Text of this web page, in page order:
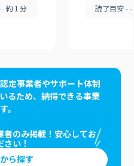
約1分 読了目安
定事業者やサポート体制
るため、納得できる事業
。
のみ掲載！安心してお
さい！
ら探す